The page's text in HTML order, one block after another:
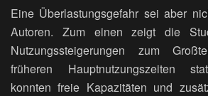
Eine Überlastungsgefahr sei aber
Autoren. Zum einen zeigt die
Nutzungssteigerungen zum
früheren Hauptnutzungszeiten
konnten freie Kapazitäten und